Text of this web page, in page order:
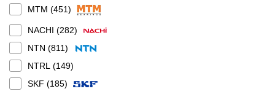
MTM (451)
NACHI (282)
NTN (811)
NTRL (149)
SKF (185)